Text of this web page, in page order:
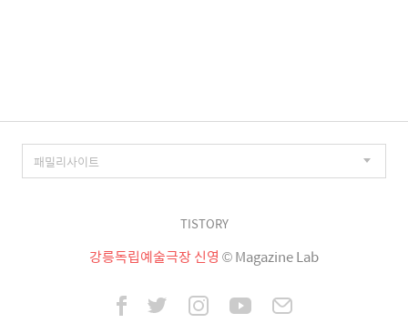
TISTORY
강릉독립예술극장 신영 © Magazine Lab